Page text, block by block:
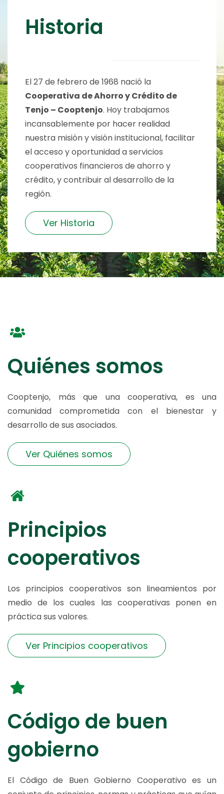
Historia
El 27 de febrero de 1968 nació la
Cooperativa de Ahorro y Crédito de
Tenjo – Cooptenjo. Hoy trabajamos
incansablemente por hacer realidad
nuestra misión y visión institucional, facilitar
el acceso y oportunidad a servicios
cooperativos financieros de ahorro y
crédito, y contribuir al desarrollo de la
región.
Ver Historia
Quiénes somos
Cooptenjo, más que una cooperativa, es una
comunidad comprometida con el bienestar y
desarrollo de sus asociados.
Ver Quiénes somos
Principios
cooperativos
Los principios cooperativos son lineamientos por
medio de los cuales las cooperativas ponen en
práctica sus valores.
Ver Principios cooperativos
Código de buen
gobierno
El Código de Buen Gobierno Cooperativo es un